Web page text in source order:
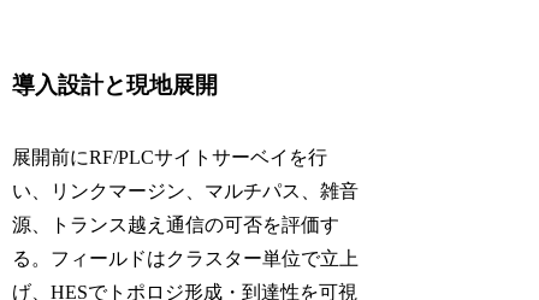
導入設計と現地展開
展開前にRF/PLCサイトサーベイを行
い、リンクマージン、マルチパス、雑音
源、トランス越え通信の可否を評価す
る。フィールドはクラスター単位で立上
げ、HESでトポロジ形成・到達性を可視